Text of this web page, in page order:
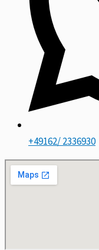
+49162/ 2336930